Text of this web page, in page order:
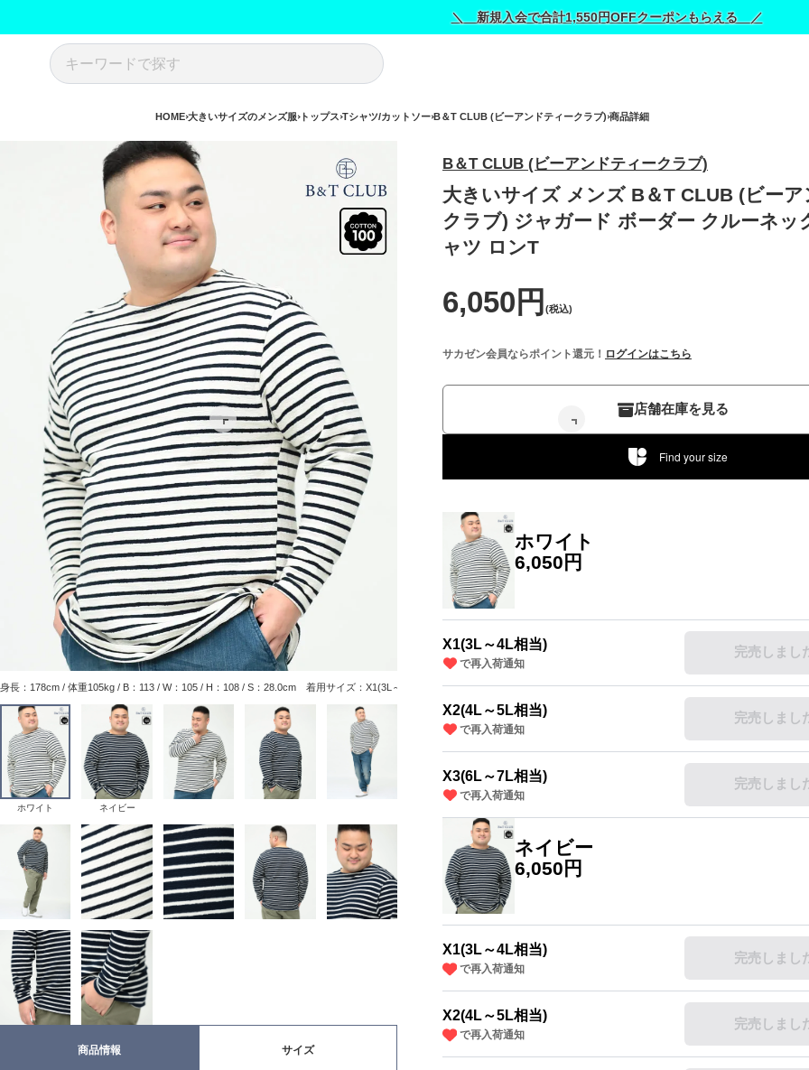
＼ 新規入会で合計1,550円OFFクーポンもらえる ／
HOME 大きいサイズのメンズ服 トップス Tシャツ/カットソー B＆T CLUB (ビーアンドティークラブ) 商品詳細
B＆T CLUB (ビーアンドティークラブ)
大きいサイズ メンズ B＆T CLUB (ビーア
クラブ) ジャガード ボーダー クルーネッ
ャツ ロンT
6,050円 (税込)
サカゼン会員ならポイント還元！ ログインはこちら
店舗在庫を見る
Find your size
ホワイト
6,050円
X1(3L～4L相当)
で再入荷通知
完売しまし
X2(4L～5L相当)
で再入荷通知
完売しまし
X3(6L～7L相当)
で再入荷通知
完売しまし
ネイビー
6,050円
X1(3L～4L相当)
で再入荷通知
完売しまし
X2(4L～5L相当)
で再入荷通知
完売しまし
身長：178cm / 体重105kg / B：113 / W：105 / H：108 / S：28.0cm 着用サイズ：X1(3L～4L相当)
ホワイト ネイビー
商品情報 サイズ